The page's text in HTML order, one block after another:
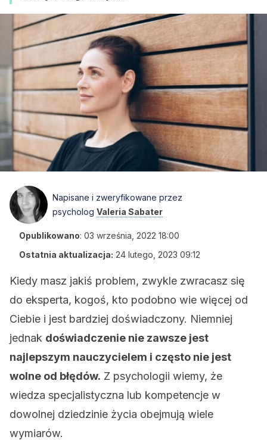
Napisane i zweryfikowane przez
psycholog Valeria Sabater
Opublikowano: 03 września, 2022 18:00
Ostatnia aktualizacja: 24 lutego, 2023 09:12
Kiedy masz jakiś problem, zwykle zwracasz się
do eksperta, kogoś, kto podobno wie więcej od
Ciebie i jest bardziej doświadczony. Niemniej
jednak doświadczenie nie zawsze jest
najlepszym nauczycielem i często nie jest
wolne od błędów. Z psychologii wiemy, że
wiedza specjalistyczna lub kompetencje w
dowolnej dziedzinie życia obejmują wiele
wymiarów.